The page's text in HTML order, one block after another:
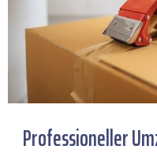
Professioneller